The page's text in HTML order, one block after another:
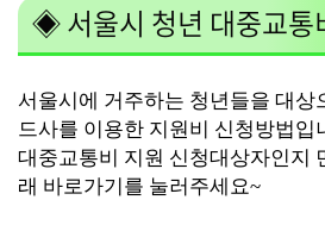
◈ 서울시 청년 대중교통
서울시에 거주하는 청년들을 대상
드사를 이용한 지원비 신청방법입
대중교통비 지원 신청대상자인지
래 바로가기를 눌러주세요~